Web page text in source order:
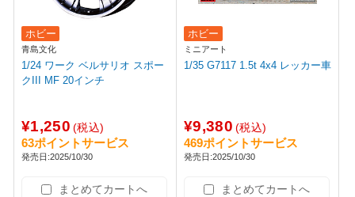
ホビー
青島文化
1/24 ワーク ベルサリオ スポー
クIII MF 20インチ
¥1,250 (税込)
63ポイントサービス
発売日:2025/10/30
まとめてカートへ
ホビー
ミニアート
1/35 G7117 1.5t 4x4 レッカー車
¥9,380 (税込)
469ポイントサービス
発売日:2025/10/30
まとめてカートへ